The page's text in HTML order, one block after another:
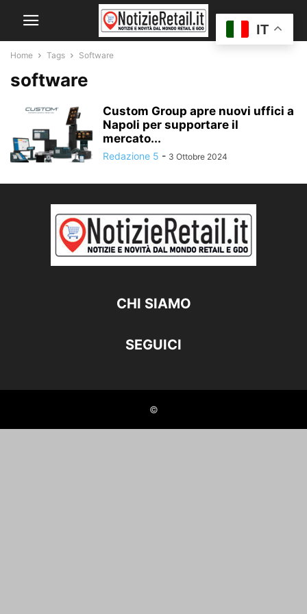
Home Tags Software
software
Custom Group apre nuovi uffici a
Napoli per supportare il
mercato...
Redazione 5 - 3 Ottobre 2024
CHI SIAMO
SEGUICI
©
IT